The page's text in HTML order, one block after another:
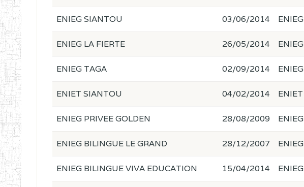
ENIEG SIANTOU 03/06/2014 ENIEG
ENIEG LA FIERTE 26/05/2014 ENIEG
ENIEG TAGA 02/09/2014 ENIEG
ENIET SIANTOU 04/02/2014 ENIET
ENIEG PRIVEE GOLDEN 28/08/2009 ENIEG
ENIEG BILINGUE LE GRAND 28/12/2007 ENIEG
ENIEG BILINGUE VIVA EDUCATION 15/04/2014 ENIEG